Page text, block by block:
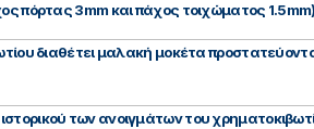
πόρτας 3mm και πάχος τοιχώματος
διαθέτει μαλακή μοκέτα
των ανοιγμάτων του